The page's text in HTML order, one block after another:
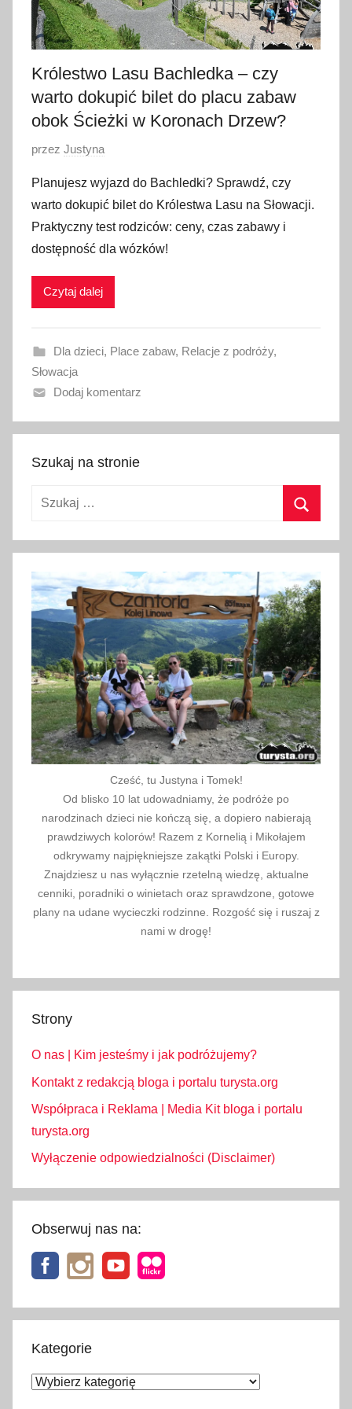
Królestwo Lasu Bachledka – czy
warto dokupić bilet do placu zabaw
obok Ścieżki w Koronach Drzew?
O
u
b
l
i
w
n
o
1
m
a
0
6
przez Justyna
Planujesz wyjazd do Bachledki? Sprawdź, czy
warto dokupić bilet do Królestwa Lasu na Słowacji.
Praktyczny test rodziców: ceny, czas zabawy i
dostępność dla wózków!
Czytaj dalej
Dla dzieci, Place zabaw, Relacje z podróży,
Słowacja
Dodaj komentarz
Szukaj na stronie
Szukaj:
Cześć, tu Justyna i Tomek!
Od blisko 10 lat udowadniamy, że podróże po
narodzinach dzieci nie kończą się, a dopiero nabierają
prawdziwych kolorów! Razem z Kornelią i Mikołajem
odkrywamy najpiękniejsze zakątki Polski i Europy.
Znajdziesz u nas wyłącznie rzetelną wiedzę, aktualne
cenniki, poradniki o winietach oraz sprawdzone, gotowe
plany na udane wycieczki rodzinne. Rozgość się i ruszaj z
nami w drogę!
Strony
O nas | Kim jesteśmy i jak podróżujemy?
Kontakt z redakcją bloga i portalu turysta.org
Współpraca i Reklama | Media Kit bloga i portalu
turysta.org
Wyłączenie odpowiedzialności (Disclaimer)
Obserwuj nas na:
Kategorie
Kategorie